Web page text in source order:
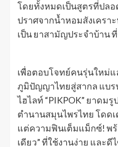
โดยทั้งหมดเป็นสูตรที่ปลอ
ปราศจากน้ำหอมสังเครา
เป็น ยาสามัญประจำบ้าน
เพื่อตอบโจทย์คนรุ่นใหม่
ภูมิปัญญาไทยสู่สากล แบ
ไฮไลท์ “PIKPOK” ยาดม
ตำนานสมุนไพรไทย โดด
แต่ความฟินเต็มแม็กซ์! พร้
เดียว” ที่ใช้งานง่าย และ